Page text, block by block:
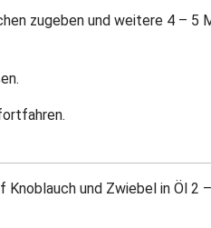
zugeben und weitere 4 – 5
und Zwiebel in Öl 2